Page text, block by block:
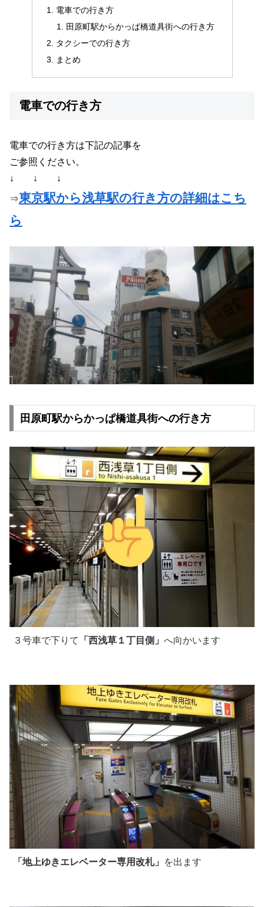
電車での行き方
田原町駅からかっぱ橋道具街への行き方
タクシーでの行き方
まとめ
電車での行き方
電車での行き方は下記の記事を
ご参照ください。
↓ ↓ ↓
⇒東京駅から浅草駅の行き方の詳細はこち
ら
田原町駅からかっぱ橋道具街への行き方
３号車で下りて 「西浅草１丁目側」 へ向かいます
「地上ゆきエレベーター専用改札」 を出ます